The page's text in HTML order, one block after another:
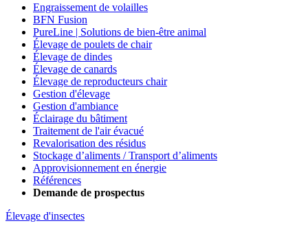
Engraissement de volailles
BFN Fusion
PureLine | Solutions de bien-être animal
Élevage de poulets de chair
Élevage de dindes
Élevage de canards
Élevage de reproducteurs chair
Gestion d'élevage
Gestion d'ambiance
Éclairage du bâtiment
Traitement de l'air évacué
Revalorisation des résidus
Stockage d’aliments / Transport d’aliments
Approvisionnement en énergie
Références
Demande de prospectus
Élevage d'insectes